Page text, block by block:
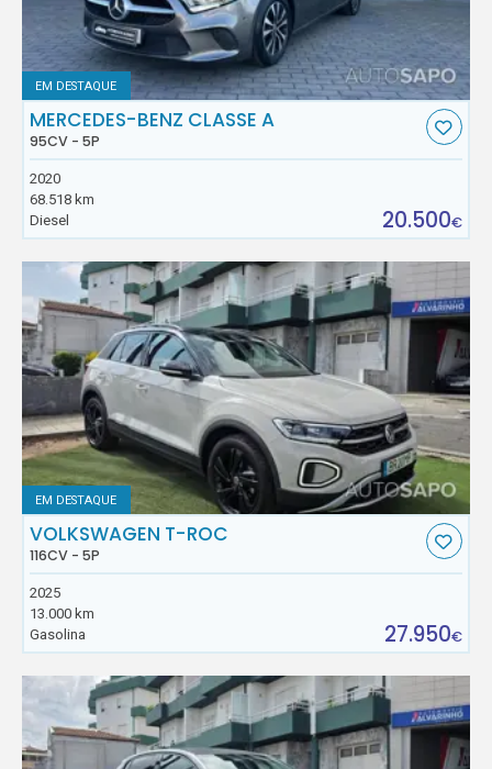
EM DESTAQUE
MERCEDES-BENZ CLASSE A
95CV - 5P
2020
68.518 km
Diesel
20.500€
EM DESTAQUE
VOLKSWAGEN T-ROC
116CV - 5P
2025
13.000 km
Gasolina
27.950€